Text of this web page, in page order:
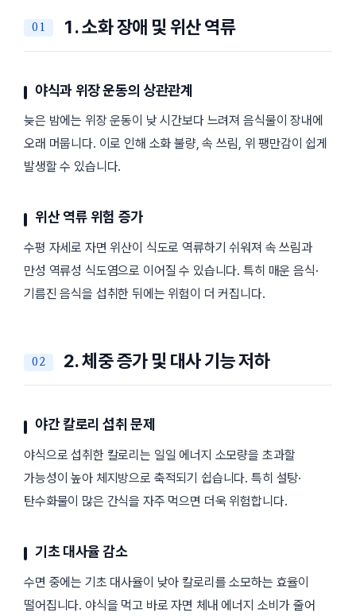
1. 소화 장애 및 위산 역류
야식과 위장 운동의 상관관계
늦은 밤에는 위장 운동이 낮 시간보다 느려져 음식물이 장내에
오래 머뭅니다. 이로 인해 소화 불량, 속 쓰림, 위 팽만감이 쉽게
발생할 수 있습니다.
위산 역류 위험 증가
수평 자세로 자면 위산이 식도로 역류하기 쉬워져 속 쓰림과
만성 역류성 식도염으로 이어질 수 있습니다. 특히 매운 음식·
기름진 음식을 섭취한 뒤에는 위험이 더 커집니다.
2. 체중 증가 및 대사 기능 저하
야간 칼로리 섭취 문제
야식으로 섭취한 칼로리는 일일 에너지 소모량을 초과할
가능성이 높아 체지방으로 축적되기 쉽습니다. 특히 설탕·
탄수화물이 많은 간식을 자주 먹으면 더욱 위험합니다.
기초 대사율 감소
수면 중에는 기초 대사율이 낮아 칼로리를 소모하는 효율이
떨어집니다. 야식을 먹고 바로 자면 체내 에너지 소비가 줄어